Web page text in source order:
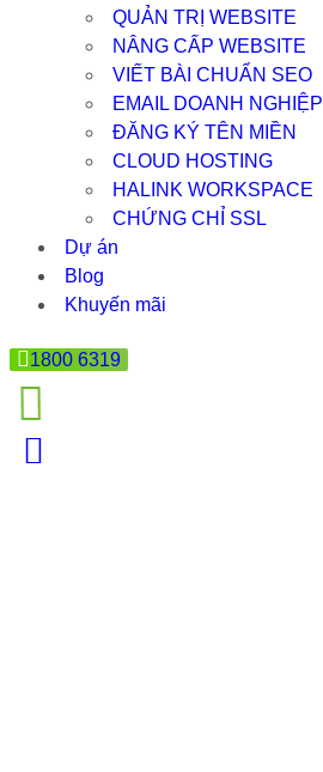
QUẢN TRỊ WEBSITE
NÂNG CẤP WEBSITE
VIẾT BÀI CHUẨN SEO
EMAIL DOANH NGHIỆP
ĐĂNG KÝ TÊN MIỀN
CLOUD HOSTING
HALINK WORKSPACE
CHỨNG CHỈ SSL
Dự án
Blog
Khuyến mãi
1800 6319